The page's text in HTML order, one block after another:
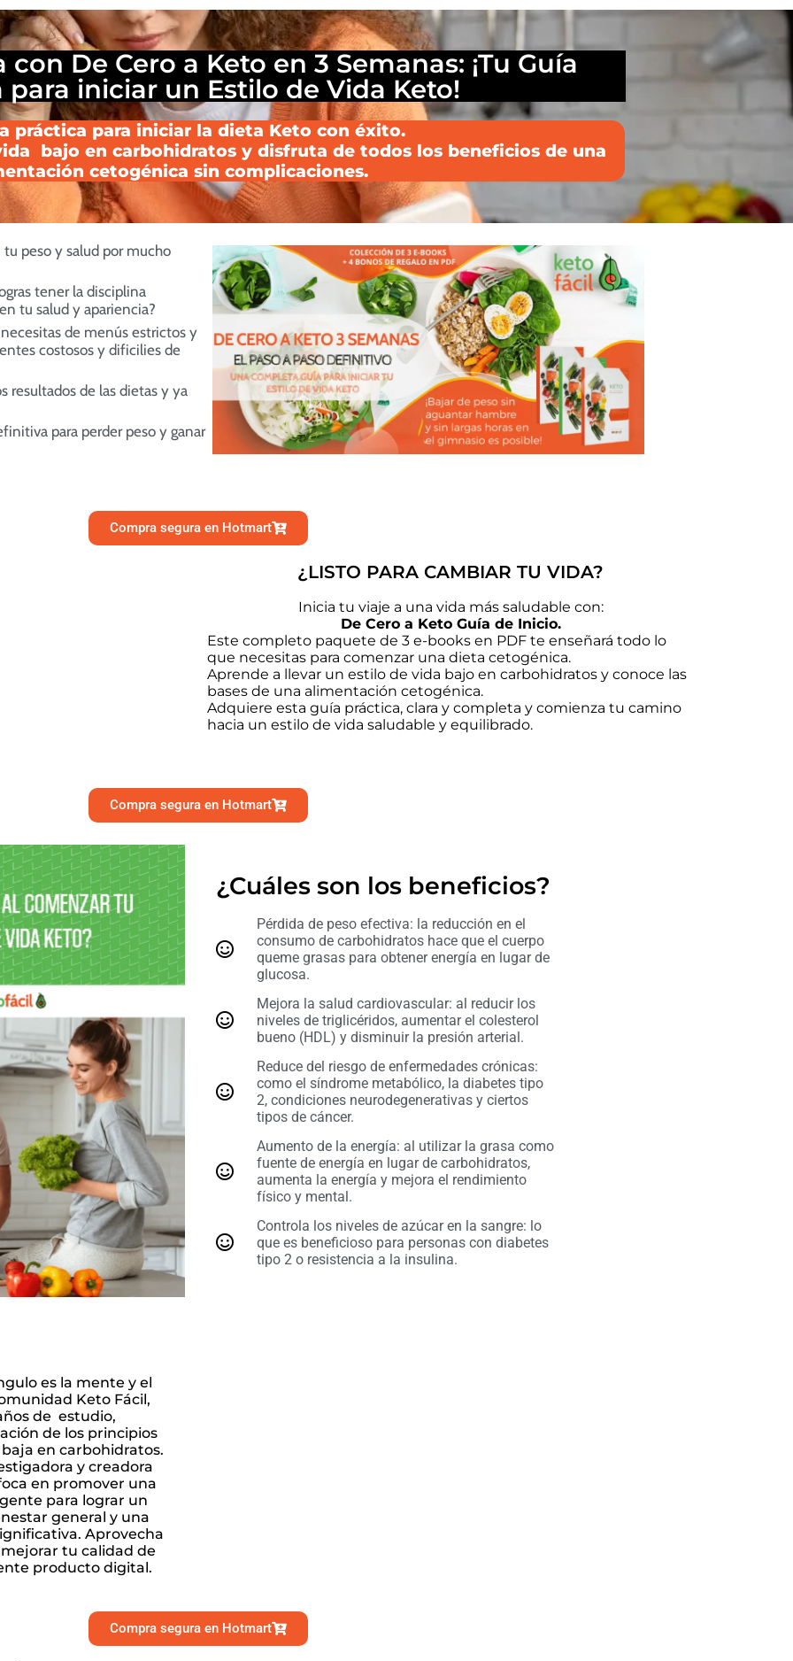
De Cero a Keto en 3 Semanas: ¡Tu Guía
para iniciar un Estilo de Vida Keto!
práctica para iniciar la dieta Keto con éxito.
bajo en carbohidratos y disfruta de todos los beneficios de una
cetogénica sin complicaciones.
peso y salud por mucho
tener la disciplina
tu salud y apariencia?
de menús estrictos y
costosos y dificilies de
resultados de las dietas y ya
para perder peso y ganar
Compra segura en Hotmart
¿LISTO PARA CAMBIAR TU VIDA?
Inicia tu viaje a una vida más saludable con:
De Cero a Keto Guía de Inicio.
Este completo paquete de 3 e-books en PDF te enseñará todo lo
que necesitas para comenzar una dieta cetogénica.
Aprende a llevar un estilo de vida bajo en carbohidratos y conoce las
bases de una alimentación cetogénica.
Adquiere esta guía práctica, clara y completa y comienza tu camino
hacia un estilo de vida saludable y equilibrado.
Compra segura en Hotmart
¿Cuáles son los beneficios?
Pérdida de peso efectiva: la reducción en el
consumo de carbohidratos hace que el cuerpo
queme grasas para obtener energía en lugar de
glucosa.
Mejora la salud cardiovascular: al reducir los
niveles de triglicéridos, aumentar el colesterol
bueno (HDL) y disminuir la presión arterial.
Reduce del riesgo de enfermedades crónicas:
como el síndrome metabólico, la diabetes tipo
2, condiciones neurodegenerativas y ciertos
tipos de cáncer.
Aumento de la energía: al utilizar la grasa como
fuente de energía en lugar de carbohidratos,
aumenta la energía y mejora el rendimiento
físico y mental.
Controla los niveles de azúcar en la sangre: lo
que es beneficioso para personas con diabetes
tipo 2 o resistencia a la insulina.
es la mente y el
Keto Fácil,
de estudio,
de los principios
en carbohidratos.
y creadora
en promover una
para lograr un
general y una
Aprovecha
tu calidad de
producto digital.
Compra segura en Hotmart